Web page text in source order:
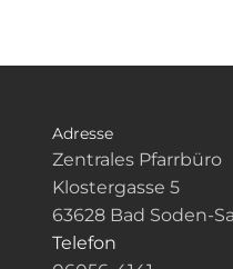
Adresse
Zentrales Pfarrbüro
Klostergasse 5
63628 Bad Soden-
Telefon